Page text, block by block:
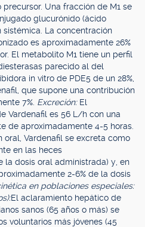
Una fracción de M1 se
glucurónido (ácido
La concentración
es aproximadamente 26%
El metabolito M1 tiene un perfil
parecido al del
in vitro de PDE5 de un 28%,
que supone una contribución
7%. Excreción: El
Vardenafil es 56 L/h con una
de aproximadamente 4-5 horas.
oral, Vardenafil se excreta como
en las heces
la dosis oral administrada) y, en
2-6% de la dosis
en poblaciones especiales:
El aclaramiento hepático de
sanos (65 años o más) se
voluntarios más jóvenes (45